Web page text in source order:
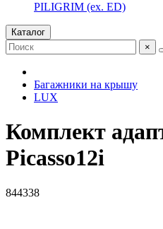
PILIGRIM (ex. ED)
Каталог
×
Багажники на крышу
LUX
Комплект
Picasso12i
844338